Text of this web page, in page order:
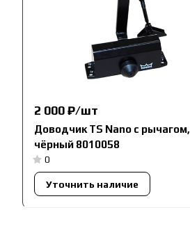
2 000 ₽/шт
Доводчик TS Nano с рычагом,
чёрный 8010058
0
Уточнить наличие